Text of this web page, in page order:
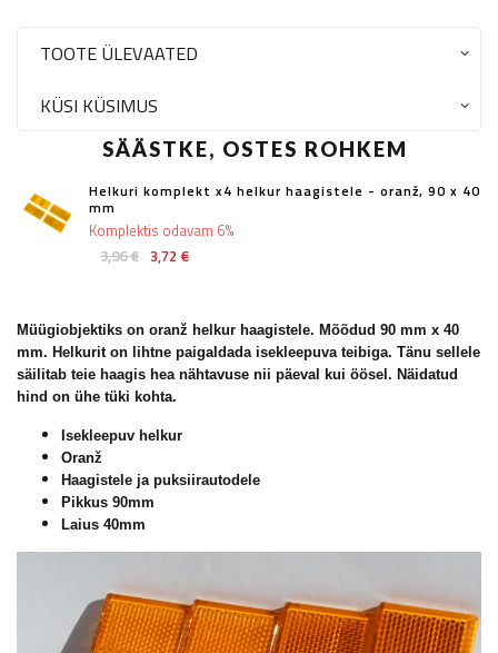
TOOTE ÜLEVAATED
KÜSI KÜSIMUS
SÄÄSTKE, OSTES ROHKEM
Helkuri komplekt x4 helkur haagistele - oranž, 90 x 40
mm
3,96 € 3,72 €
Komplektis odavam 6%
Müügiobjektiks on oranž helkur haagistele. Mõõdud 90 mm x 40
mm. Helkurit on lihtne paigaldada isekleepuva teibiga. Tänu sellele
säilitab teie haagis hea nähtavuse nii päeval kui öösel. Näidatud
hind on ühe tüki kohta.
Isekleepuv helkur
Oranž
Haagistele ja puksiirautodele
Pikkus 90mm
Laius 40mm